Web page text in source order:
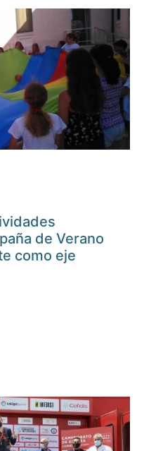
de Verano
como eje